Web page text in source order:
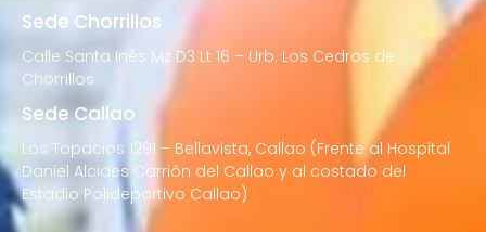
Sede Chorrillos
Calle Santa Inés Mz D3 Lt 16 – Urb. Los Cedros de
Chorrillos
Sede Callao
Los Topacios 1291 – Bellavista, Callao (Frente al Hospital
Daniel Alcides Carrión del Callao y al costado del
Estadio Polideportivo Callao)